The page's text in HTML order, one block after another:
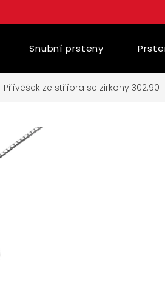
Snubní prsteny
Přívěšek ze stříbra se zirkony 302.90